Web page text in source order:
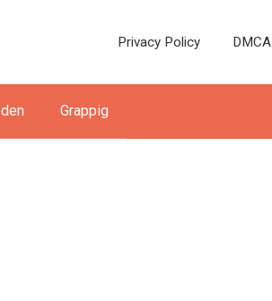
Privacy Policy DMCA
Grappig